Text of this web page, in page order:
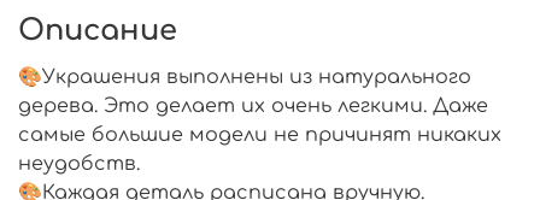
Описание
🎨Украшения выполнены из натурального
дерева. Это делает их очень легкими. Даже
самые большие модели не причинят никаких
неудобств.
🎨Каждая деталь расписана вручную.